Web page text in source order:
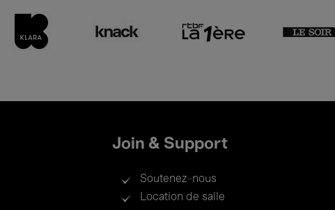
Join & Support
Soutenez-nous
Location de salle